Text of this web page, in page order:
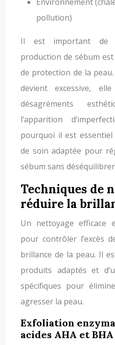
pollution)
Il est important de
production de sébum
de protection de la
devient excessive,
désagréments
l’apparition
pourquoi il est
de soin adaptée pour
sébum sans
Techniques de
réduire la
Un nettoyage efficace
pour contrôler l’excès
brillance de la peau. Il
produits adaptés et
spécifiques pour
agresser la peau.
Exfoliation
acides AHA et BHA